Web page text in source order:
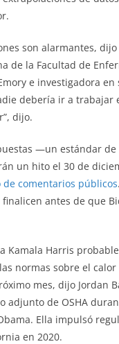
son alarmantes, dijo
de la Facultad de
e investigadora en
debería ir a trabajar
dijo.
—un estándar de
un hito el 30 de
comentarios públicos
antes de que
Kamala Harris
normas sobre el calor
mes, dijo Jordan
adjunto de OSHA
Ella impulsó
en 2020.